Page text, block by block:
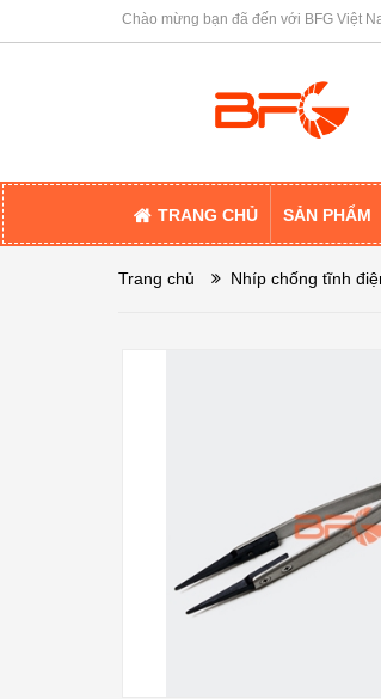
Chào mừng bạn đã đến với BFG Việt
TRANG CHỦ SẢN PHẨM
Trang chủ Nhíp chống tĩnh